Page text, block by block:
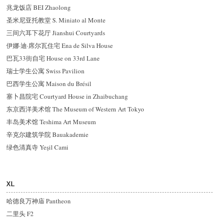
兆龙饭店 BEI Zhaolong
圣米尼亚托教堂 S. Miniato al Monte
三间六耳下花厅 Jianshui Courtyards
伊娜·迪·席尔瓦住宅 Ena de Silva House
巴瓦33街自宅 House on 33rd Lane
瑞士学生公寓 Swiss Pavilion
巴西学生公寓 Maison du Brésil
寨卜昌院宅 Courtyard House in Zhaibuchang
东京西洋美术馆 The Museum of Western Art Tokyo
丰岛美术馆 Teshima Art Museum
辛克尔建筑学院 Bauakademie
绿色清真寺 Yeşil Cami
XL
哈德良万神庙 Pantheon
二里头 F2